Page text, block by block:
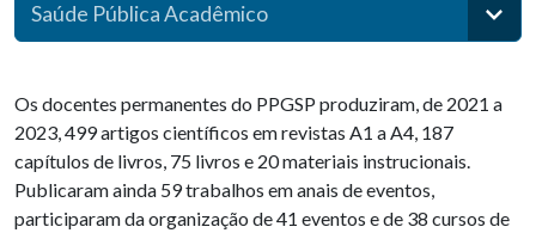
Saúde Pública Acadêmico
Os docentes permanentes do PPGSP produziram, de 2021 a
2023, 499 artigos científicos em revistas A1 a A4, 187
capítulos de livros, 75 livros e 20 materiais instrucionais.
Publicaram ainda 59 trabalhos em anais de eventos,
participaram da organização de 41 eventos e de 38 cursos de